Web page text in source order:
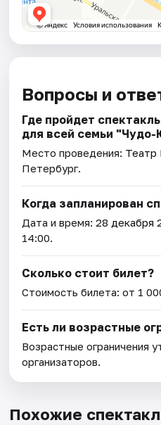
Вопросы и
Где пройдет
для всей семьи
Место проведения: Театр
Петербург.
Когда запланирован
Дата и время:28 декабря
14:00.
Сколько стоит билет?
Стоимость билета: от 1
Есть ли возрастные
Возрастные ограничения
организаторов.
Похожие